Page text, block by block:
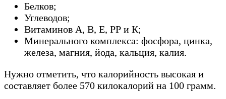
Белков;
Углеводов;
Витаминов А, В, Е, РР и К;
Минерального комплекса: фосфора, цинка,
железа, магния, йода, кальция, калия.
Нужно отметить, что калорийность высокая и
составляет более 570 килокалорий на 100 грамм.